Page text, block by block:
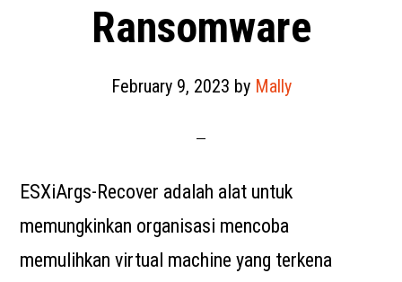
Ransomware
February 9, 2023 by Mally
ESXiArgs-Recover adalah alat untuk
memungkinkan organisasi mencoba
memulihkan virtual machine yang terkena